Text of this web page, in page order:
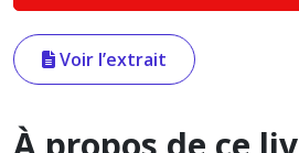
Voir l’extrait